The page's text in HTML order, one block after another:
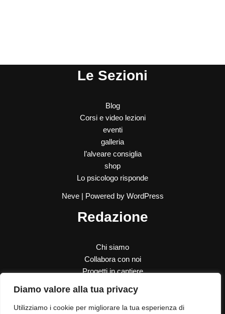
Diamo valore alla tua privacy
Utilizziamo i cookie per migliorare la tua esperienza di
Le Sezioni
Blog
Corsi e video lezioni
eventi
galleria
l’alveare consiglia
shop
Lo psicologo risponde
Neve| Powered by WordPress
Redazione
Chi siamo
Collabora con noi
Progetti in cantiere
Le nostre donazioni